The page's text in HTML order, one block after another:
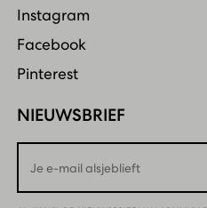
Instagram
Facebook
Pinterest
NIEUWSBRIEF